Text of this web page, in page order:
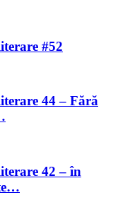
#52
44 – Fără
42 – în